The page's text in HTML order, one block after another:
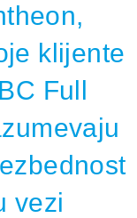
klijente
Full
vezi